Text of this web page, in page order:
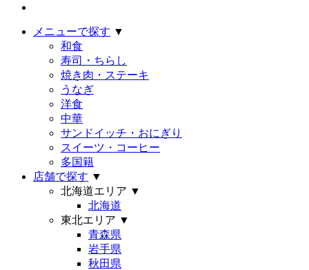
メニューで探す ▼
和食
寿司・ちらし
焼き肉・ステーキ
うなぎ
洋食
中華
サンドイッチ・おにぎり
スイーツ・コーヒー
多国籍
店舗で探す ▼
北海道エリア ▼
北海道
東北エリア ▼
青森県
岩手県
秋田県